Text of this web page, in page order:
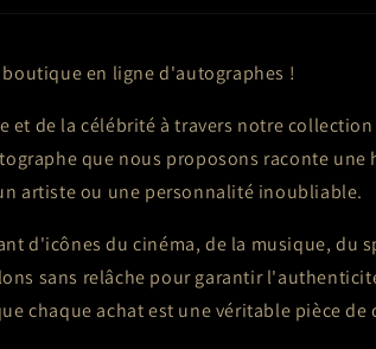
en ligne d'autographes !
de la célébrité à travers notre
que nous proposons raconte une
artiste ou une personnalité inoubliable.
d'icônes du cinéma, de la musique, du
sans relâche pour garantir
chaque achat est une véritable pièce de